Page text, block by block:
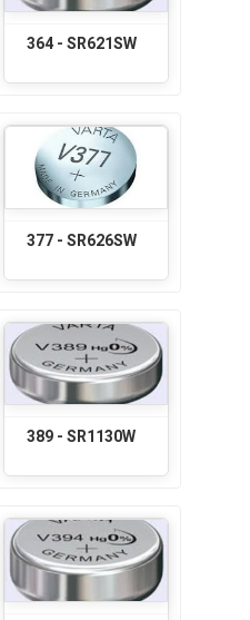
364 - SR621SW
377 - SR626SW
389 - SR1130W